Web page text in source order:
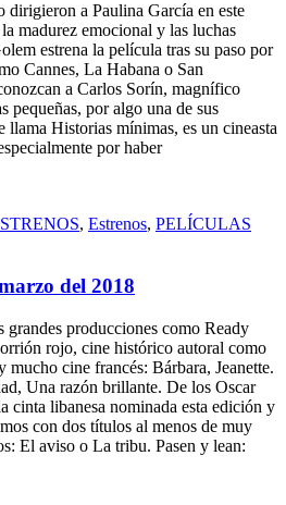
a Paulina García en este
madurez emocional y las luchas
estrena la película tras su paso por
Cannes, La Habana o San
a Carlos Sorín, magnífico
pequeñas, por algo una de sus
llama Historias mínimas, es un cineasta
por haber
, Estrenos, PELÍCULAS
del 2018
grandes producciones como Ready
rojo, cine histórico autoral como
cine francés: Bárbara, Jeanette.
Una razón brillante. De los Oscar
cinta libanesa nominada esta edición y
con dos títulos al menos de muy
El aviso o La tribu. Pasen y lean: